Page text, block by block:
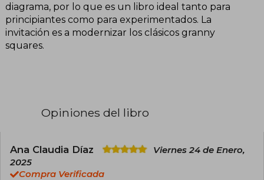
diagrama, por lo que es un libro ideal tanto para
principiantes como para experimentados. La
invitación es a modernizar los clásicos granny
squares.
Opiniones del libro
Ana Claudia Díaz
Viernes 24 de Enero,
2025
Compra Verificada